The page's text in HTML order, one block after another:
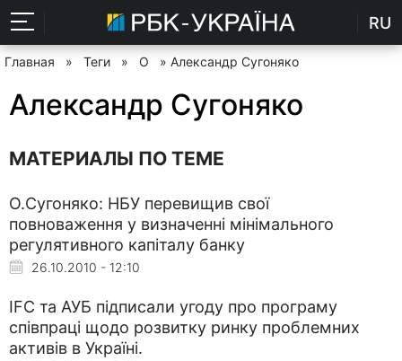
RU
Главная » Теги » О » Александр Сугоняко
Александр Сугоняко
МАТЕРИАЛЫ ПО ТЕМЕ
О.Сугоняко: НБУ перевищив свої
повноваження у визначенні мінімального
регулятивного капіталу банку
26.10.2010 - 12:10
IFC та АУБ підписали угоду про програму
співпраці щодо розвитку ринку проблемних
активів в Україні.